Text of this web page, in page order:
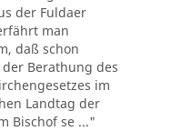
der Fuldaer
man
daß schon
Berathung des
im
Landtag der
Bischof se ..."